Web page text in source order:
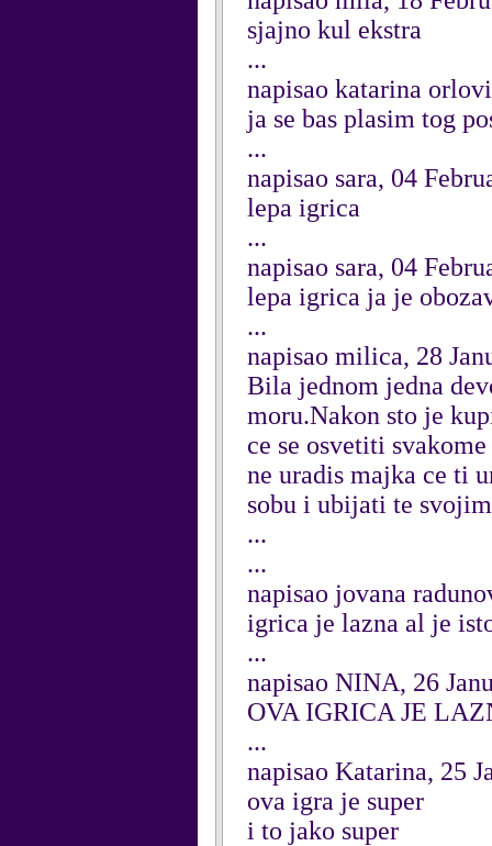
sjajno kul ekstra
...
napisao katarina
ja se bas plasim tog
...
napisao sara, 04
lepa igrica
...
napisao sara, 04
lepa igrica ja je
...
napisao milica, 28
Bila jednom jedna
moru.Nakon sto je
ce se osvetiti
ne uradis majka ce ti
sobu i ubijati te
...
...
napisao jovana
igrica je lazna al je
...
napisao NINA, 26
OVA IGRICA JE
...
napisao Katarina, 25
ova igra je super
i to jako super